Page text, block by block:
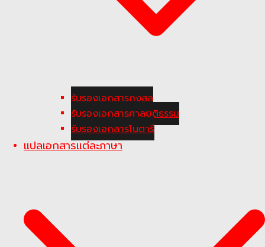
รับรองเอกสารกงสุล
รับรองเอกสารศาลยุติธรรม
รับรองเอกสารโนตารี
แปลเอกสารแต่ละภาษา